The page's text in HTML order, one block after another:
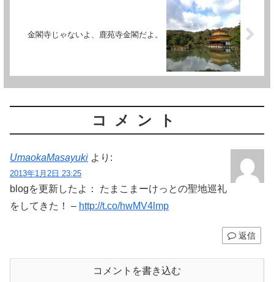
金閣寺じゃないよ、鹿苑寺金閣だよ。
コメント
UmaokaMasayuki より:
2013年1月2日 23:25
blogを更新したよ： たまこまーけっとの聖地巡礼
をしてきた！ – http://t.co/hwMV4lmp
返信
コメントを書き込む